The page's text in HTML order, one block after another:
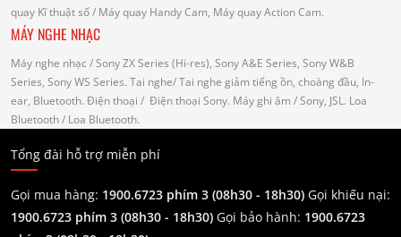
quay Kĩ thuật số/ Máy quay Handy Cam, Máy quay Action Cam.
MÁY NGHE NHẠC
Máy nghe nhạc / Sony ZX Series (Hi-res), Sony A&E Series, Sony W&B
Series, Sony WS Series. Tai nghe/ Tai nghe giảm tiếng ồn, choàng đầu, In-
ear, Bluetooth. Điện thoại / Điện thoại Sony. Máy ghi âm / Sony, JSL. Loa
Bluetooth/ Loa Bluetooth.
Tổng đài hỗ trợ miễn phí
Gọi mua hàng: 1900.6723 phím 3 (08h30 - 18h30) Gọi khiếu nại:
1900.6723 phím 3 (08h30 - 18h30) Gọi bảo hành: 1900.6723